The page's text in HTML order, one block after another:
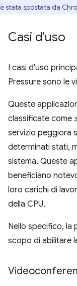
è stata spostata da
Casi d'uso
I casi d'uso
Pressure sono le
Queste
classificate come
servizio peggiora
determinati stati,
sistema. Queste
beneficiano
loro carichi di
della CPU.
Nello specifico, la
scopo di abilitare